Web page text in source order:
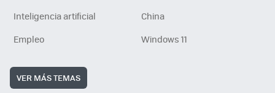
Inteligencia artificial
China
Empleo
Windows 11
VER MÁS TEMAS